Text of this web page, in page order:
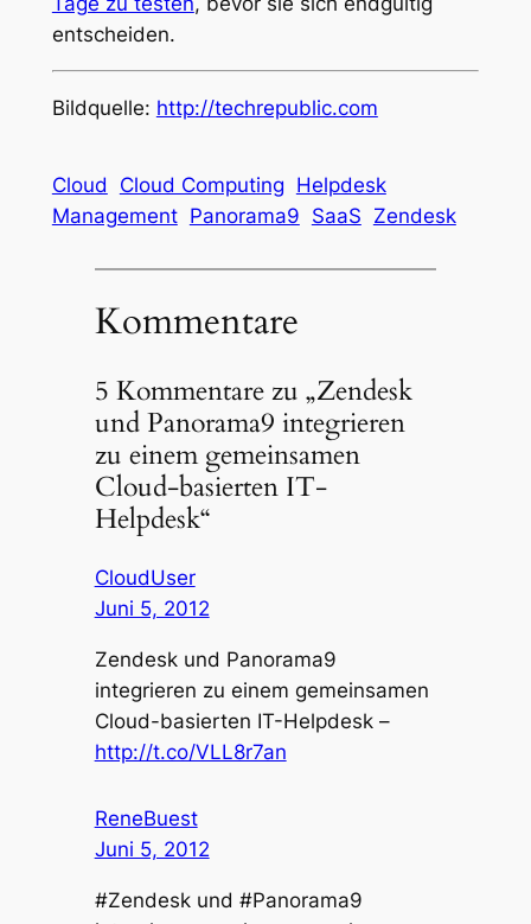
entscheiden.
Bildquelle: http://techrepublic.com
Cloud Cloud Computing Helpdesk
Management Panorama9 SaaS Zendesk
Kommentare
5 Kommentare zu „Zendesk
und Panorama9 integrieren
zu einem gemeinsamen
Cloud-basierten IT-
Helpdesk“
CloudUser
Juni 5, 2012
Zendesk und Panorama9
integrieren zu einem gemeinsamen
Cloud-basierten IT-Helpdesk –
http://t.co/VLL8r7an
ReneBuest
Juni 5, 2012
#Zendesk und #Panorama9